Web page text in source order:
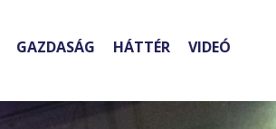
GAZDASÁG HÁTTÉR VIDEÓ